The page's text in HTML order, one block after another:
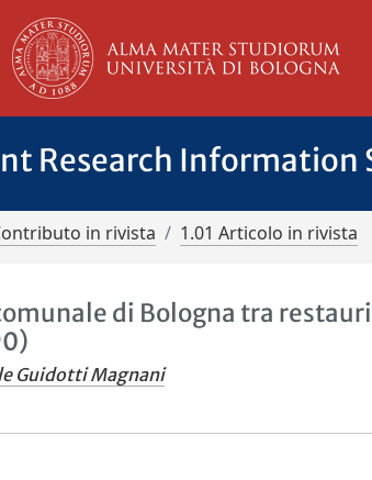
Research Information
in rivista 1.01 Articolo in rivista
di Bologna tra
Guidotti Magnani